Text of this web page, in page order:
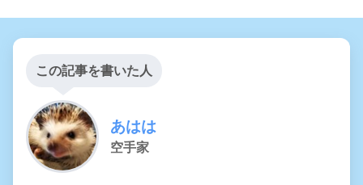
この記事を書いた人
あはは
空手家